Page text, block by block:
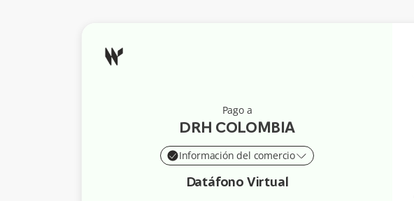
Pago a
DRH COLOMBIA
Información del comercio
Datáfono Virtual